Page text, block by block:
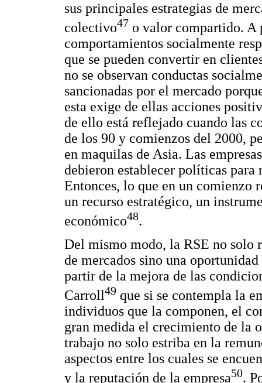
sus principales estrategias de
colectivo47 o valor compartido. A
comportamientos socialmente
que se pueden convertir en
no se observan conductas
sancionadas por el mercado
esta exige de ellas acciones
de ello está reflejado cuando las
de los 90 y comienzos del 2000,
en maquilas de Asia. Las
debieron establecer políticas para
Entonces, lo que en un comienzo
un recurso estratégico, un
económico48.
Del mismo modo, la RSE no solo
de mercados sino una
partir de la mejora de las
Carroll49 que si se contempla la
individuos que la componen, el
gran medida el crecimiento de la
trabajo no solo estriba en la
aspectos entre los cuales se
y la reputación de la empresa50.